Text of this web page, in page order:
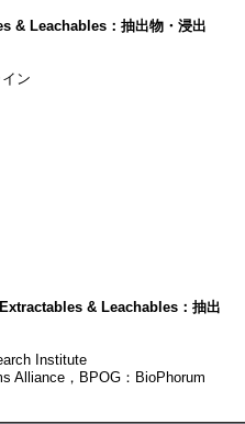
& Leachables：抽出物・浸出
ン
& Leachables：抽出
Institute
Alliance，BPOG：BioPhorum